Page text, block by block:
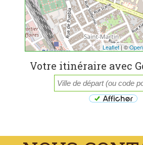
Leaflet| ©
Votre itinéraire avec